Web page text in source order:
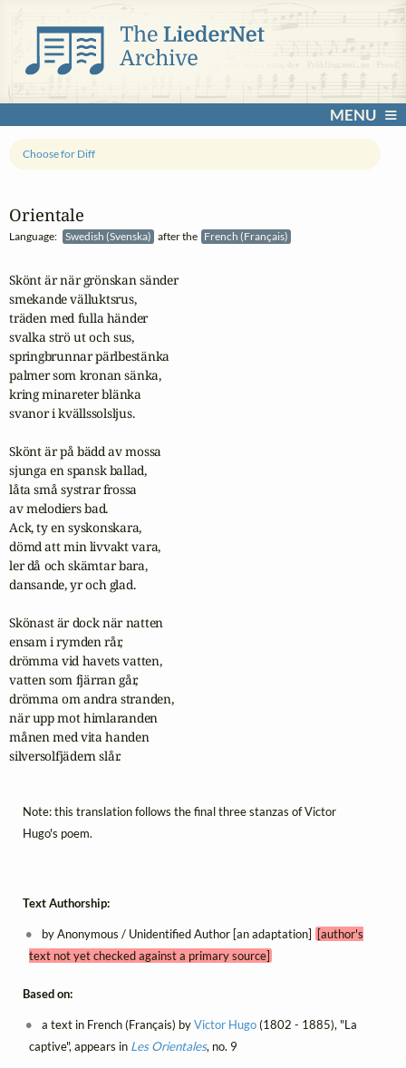
MENU
Orientale
Language: Swedish (Svenska) after the French (Français)
Choose for Diff
Skönt är när grönskan sänder
smekande välluktsrus,
träden med fulla händer
svalka strö ut och sus,
springbrunnar pärlbestänka
palmer som kronan sänka,
kring minareter blänka
svanor i kvällssolsljus.
Skönt är på bädd av mossa
sjunga en spansk ballad,
låta små systrar frossa
av melodiers bad.
Ack, ty en syskonskara,
dömd att min livvakt vara,
ler då och skämtar bara,
dansande, yr och glad.
Skönast är dock när natten
ensam i rymden rår,
drömma vid havets vatten,
vatten som fjärran går,
drömma om andra stranden,
när upp mot himlaranden
månen med vita handen
silversolfjädern slår.
Note: this translation follows the final three stanzas of Victor
Hugo's poem.
Text Authorship:
by Anonymous / Unidentified Author [an adaptation][author's
text not yet checked against a primary source]
Based on:
a text in French (Français) byVictor Hugo(1802 - 1885), "La
captive", appears in Les Orientales, no. 9